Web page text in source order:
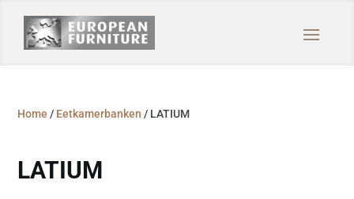
Home / Eetkamerbanken / LATIUM
LATIUM